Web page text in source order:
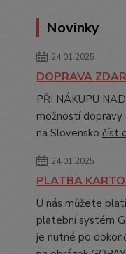
Novinky
24.01.2025
DOPRAVA
PŘI NÁKUPU
možností
na Slovensko číst
24.01.2025
PLATBA
U nás můžete
platební systém
je nutné po